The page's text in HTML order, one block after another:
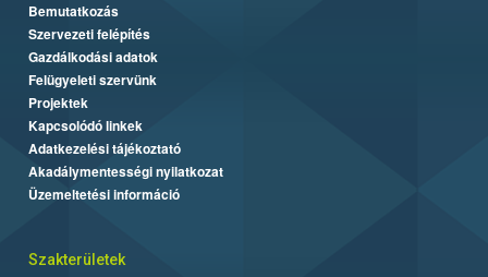
Bemutatkozás
Szervezeti felépítés
Gazdálkodási adatok
Felügyeleti szervünk
Projektek
Kapcsolódó linkek
Adatkezelési tájékoztató
Akadálymentességi nyilatkozat
Üzemeltetési információ
Szakterületek